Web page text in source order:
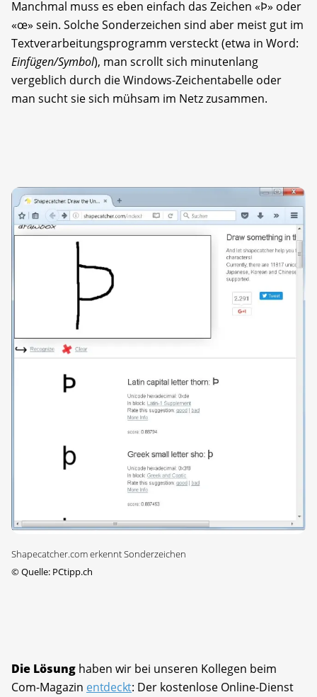
Manchmal muss es eben einfach das Zeichen «Þ» oder
«œ» sein. Solche Sonderzeichen sind aber meist gut im
Textverarbeitungsprogramm versteckt (etwa in Word:
Einfügen/Symbol), man scrollt sich minutenlang
vergeblich durch die Windows-Zeichentabelle oder
man sucht sie sich mühsam im Netz zusammen.
Shapecatcher.com erkennt Sonderzeichen
©Quelle: PCtipp.ch
Die Lösung haben wir bei unseren Kollegen beim
Com-Magazin entdeckt: Der kostenlose Online-Dienst